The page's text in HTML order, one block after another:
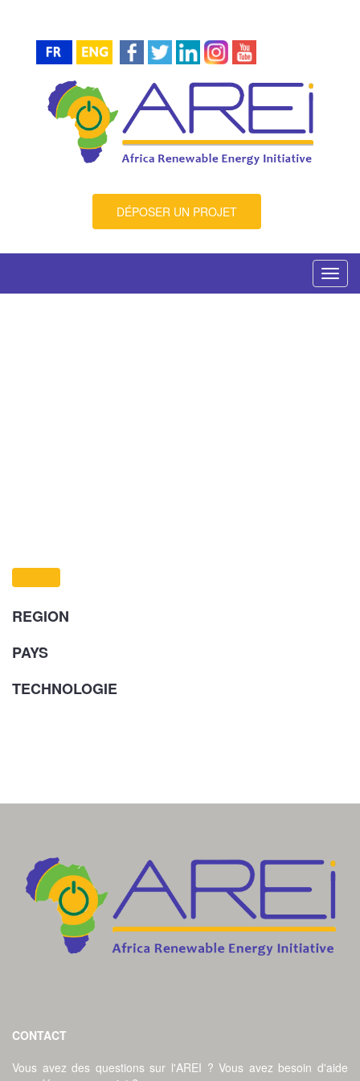
DÉPOSER UN PROJET
REGION
PAYS
TECHNOLOGIE
CONTACT
Vous avez des questions sur l'AREI ? Vous avez besoin d'aide